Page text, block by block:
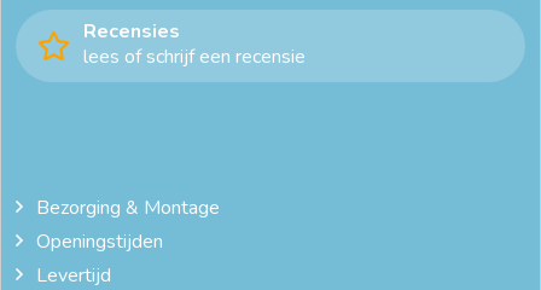
Recensies
lees of schrijf een recensie
Bezorging & Montage
Openingstijden
Levertijd